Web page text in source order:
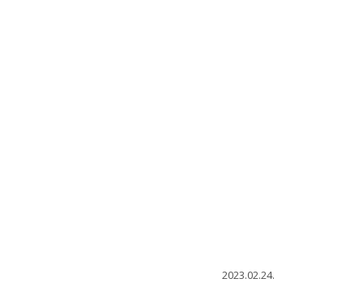
2023.02.24.